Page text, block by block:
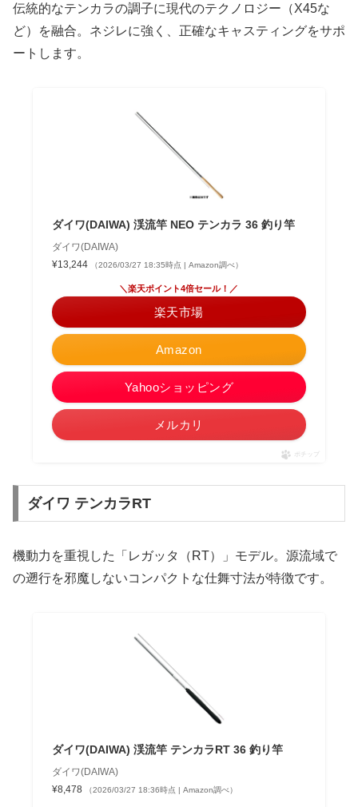
伝統的なテンカラの調子に現代のテクノロジー（X45な
ど）を融合。ネジレに強く、正確なキャスティングをサポ
ートします。
ダイワ(DAIWA) 渓流竿 NEO テンカラ 36 釣り竿
ダイワ(DAIWA)
¥13,244
（2026/03/27 18:35時点 | Amazon調べ）
Amazon
＼楽天ポイント4倍セール！／
楽天市場
Yahooショッピング
メルカリ
ポチップ
ダイワ テンカラRT
機動力を重視した「レガッタ（RT）」モデル。源流域で
の遡行を邪魔しないコンパクトな仕舞寸法が特徴です。
ダイワ(DAIWA) 渓流竿 テンカラRT 36 釣り竿
ダイワ(DAIWA)
¥8,478
（2026/03/27 18:36時点 | Amazon調べ）